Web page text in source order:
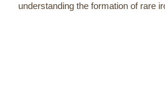
understanding the formation of rare